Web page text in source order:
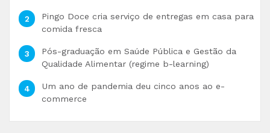
Pingo Doce cria serviço de entregas em casa para
comida fresca
Pós-graduação em Saúde Pública e Gestão da
Qualidade Alimentar (regime b-learning)
Um ano de pandemia deu cinco anos ao e-
commerce